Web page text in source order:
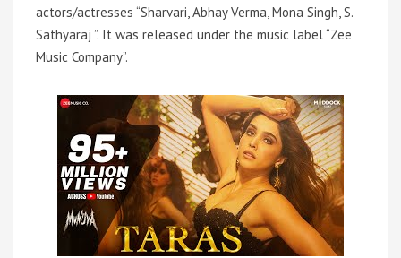
actors/actresses “Sharvari, Abhay Verma, Mona Singh, S.
Sathyaraj ”. It was released under the music label “Zee
Music Company”.